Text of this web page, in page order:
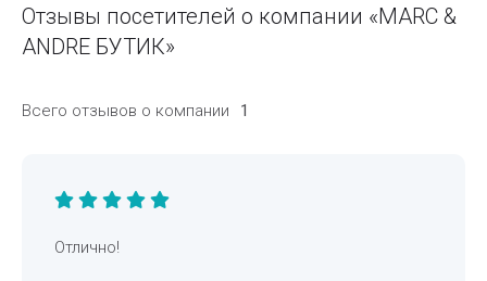
Отзывы посетителей о компании «MARC &
ANDRE БУТИК»
Всего отзывов о компании 1
Отлично!